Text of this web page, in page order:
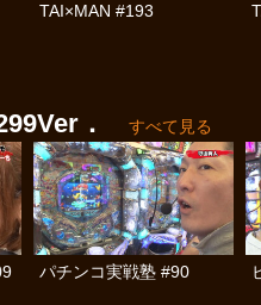
TAI×MAN #193
． すべて見る
パチンコ実戦塾 #90